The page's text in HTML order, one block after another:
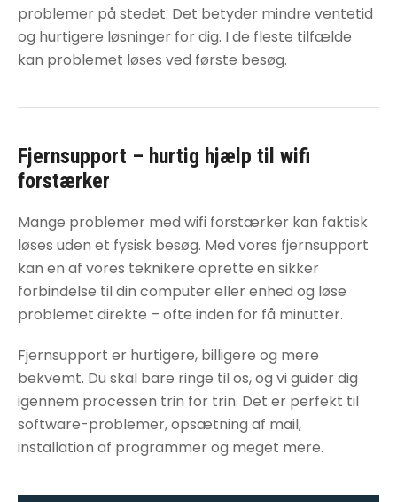
problemer på stedet. Det betyder mindre ventetid
og hurtigere løsninger for dig. I de fleste tilfælde
kan problemet løses ved første besøg.
Fjernsupport – hurtig hjælp til wifi
forstærker
Mange problemer med wifi forstærker kan faktisk
løses uden et fysisk besøg. Med vores fjernsupport
kan en af vores teknikere oprette en sikker
forbindelse til din computer eller enhed og løse
problemet direkte – ofte inden for få minutter.
Fjernsupport er hurtigere, billigere og mere
bekvemt. Du skal bare ringe til os, og vi guider dig
igennem processen trin for trin. Det er perfekt til
software-problemer, opsætning af mail,
installation af programmer og meget mere.